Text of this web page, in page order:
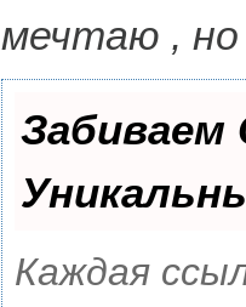
мечтаю , но
Каждая